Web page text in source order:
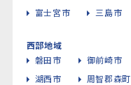
富士宮市
三島市
西部地域
磐田市
御前崎市
湖西市
周智郡森町